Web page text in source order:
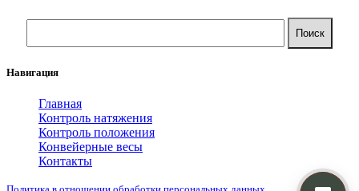
Навигация
Главная
Контроль натяжения
Контроль положения
Конвейерные весы
Контакты